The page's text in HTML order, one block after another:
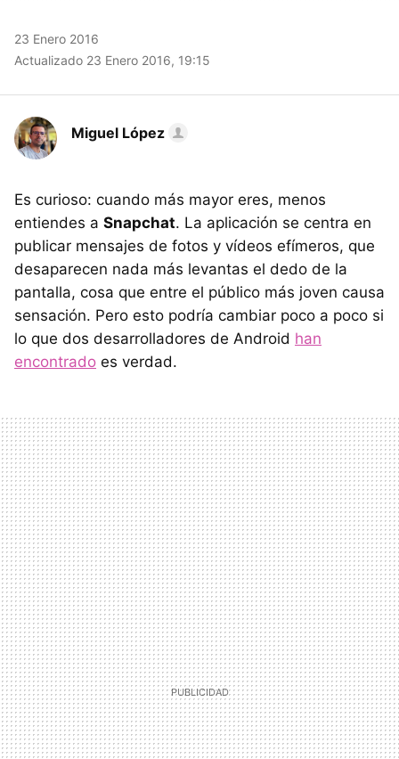
23 Enero 2016
Actualizado 23 Enero 2016, 19:15
Miguel López
Es curioso: cuando más mayor eres, menos
entiendes a Snapchat. La aplicación se centra en
publicar mensajes de fotos y vídeos efímeros, que
desaparecen nada más levantas el dedo de la
pantalla, cosa que entre el público más joven causa
sensación. Pero esto podría cambiar poco a poco si
lo que dos desarrolladores de Android han
encontrado es verdad.